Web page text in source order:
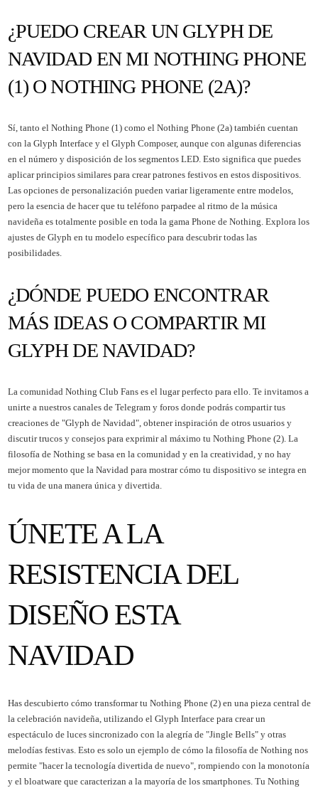
¿PUEDO CREAR UN GLYPH DE
NAVIDAD EN MI NOTHING PHONE
(1) O NOTHING PHONE (2A)?
Sí, tanto el Nothing Phone (1) como el Nothing Phone (2a) también cuentan
con la Glyph Interface y el Glyph Composer, aunque con algunas diferencias
en el número y disposición de los segmentos LED. Esto significa que puedes
aplicar principios similares para crear patrones festivos en estos dispositivos.
Las opciones de personalización pueden variar ligeramente entre modelos,
pero la esencia de hacer que tu teléfono parpadee al ritmo de la música
navideña es totalmente posible en toda la gama Phone de Nothing. Explora los
ajustes de Glyph en tu modelo específico para descubrir todas las
posibilidades.
¿DÓNDE PUEDO ENCONTRAR
MÁS IDEAS O COMPARTIR MI
GLYPH DE NAVIDAD?
La comunidad Nothing Club Fans es el lugar perfecto para ello. Te invitamos a
unirte a nuestros canales de Telegram y foros donde podrás compartir tus
creaciones de "Glyph de Navidad", obtener inspiración de otros usuarios y
discutir trucos y consejos para exprimir al máximo tu Nothing Phone (2). La
filosofía de Nothing se basa en la comunidad y en la creatividad, y no hay
mejor momento que la Navidad para mostrar cómo tu dispositivo se integra en
tu vida de una manera única y divertida.
ÚNETE A LA
RESISTENCIA DEL
DISEÑO ESTA
NAVIDAD
Has descubierto cómo transformar tu Nothing Phone (2) en una pieza central de
la celebración navideña, utilizando el Glyph Interface para crear un
espectáculo de luces sincronizado con la alegría de "Jingle Bells" y otras
melodías festivas. Esto es solo un ejemplo de cómo la filosofía de Nothing nos
permite "hacer la tecnología divertida de nuevo", rompiendo con la monotonía
y el bloatware que caracterizan a la mayoría de los smartphones. Tu Nothing